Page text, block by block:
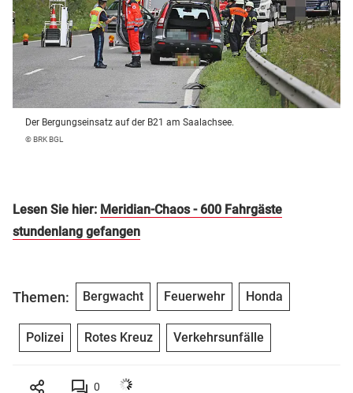
Der Bergungseinsatz auf der B21 am Saalachsee.
© BRK BGL
Lesen Sie hier: Meridian-Chaos - 600 Fahrgäste
stundenlang gefangen
Themen: Bergwacht Feuerwehr Honda
Polizei Rotes Kreuz Verkehrsunfälle
0